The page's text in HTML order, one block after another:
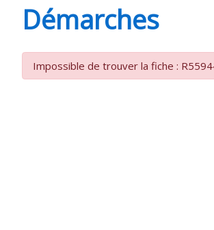
Démarches
Impossible de trouver la fiche :